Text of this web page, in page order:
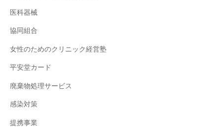
医科器械
協同組合
女性のためのクリニック経営塾
平安堂カード
廃棄物処理サービス
感染対策
提携事業